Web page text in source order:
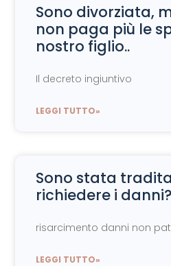
Sono divorziata,
non paga più le
nostro figlio..
Il decreto ingiuntivo
LEGGI TUTTO»
Sono stata
richiedere i danni?
risarcimento danni non
LEGGI TUTTO»